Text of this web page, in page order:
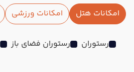
امکانات هتل امکانات ورزشی
رستوران رستوران فضای باز